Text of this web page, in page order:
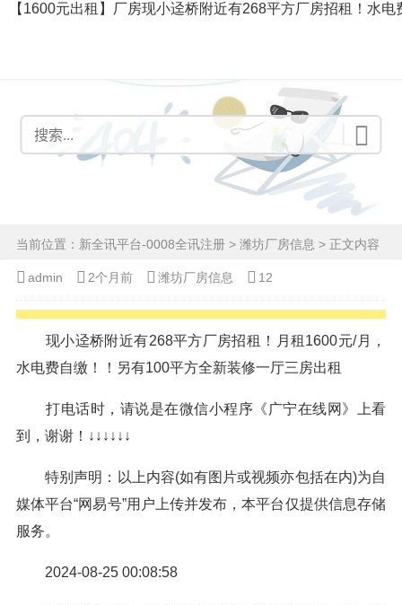
【1600元出租】厂房现小迳桥附近有268平方厂房招租！水
当前位置： 新全讯平台-0008全讯注册 > 潍坊厂房信息 > 正文内容
admin 2个月前 潍坊厂房信息 12
现小迳桥附近有268平方厂房招租！月租1600元/月，
水电费自缴！！另有100平方全新装修一厅三房出租
打电话时，请说是在微信小程序《广宁在线网》上看
到，谢谢！↓↓↓↓↓↓
特别声明：以上内容(如有图片或视频亦包括在内)为自
媒体平台“网易号”用户上传并发布，本平台仅提供信息存储
服务。
2024-08-25 00:08:58